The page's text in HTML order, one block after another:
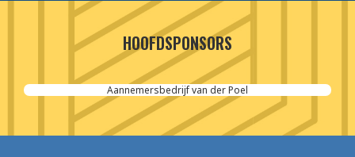
HOOFDSPONSORS
Aannemersbedrijf van der Poel